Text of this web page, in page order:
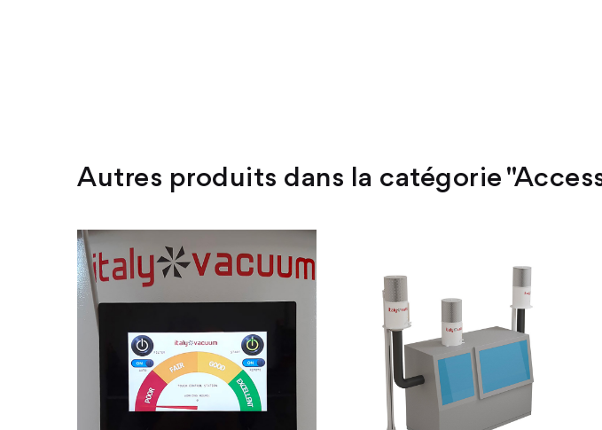
Autres produits dans la catégorie